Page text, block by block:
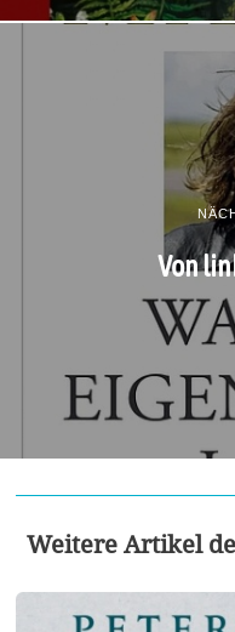
Von
Weitere Artikel